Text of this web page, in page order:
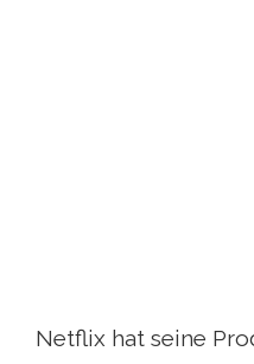
Netflix hat seine